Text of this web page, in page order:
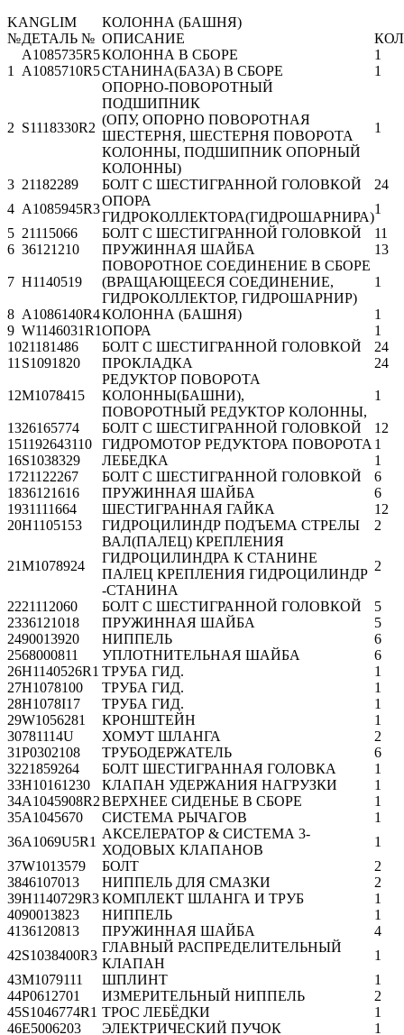
KANGLIM
КОЛОННА (БАШНЯ)
№ДЕТАЛЬ № ОПИСАНИЕ
КОЛ
A1085735R5КОЛОННА В СБОРЕ
1
1
A1085710R5СТАНИНА(БАЗА) В СБОРЕ 1
2 S1118330R2
ОПОРНО-ПОВОРОТНЫЙ
ПОДШИПНИК
(ОПУ, ОПОРНО ПОВОРОТНАЯ
ШЕСТЕРНЯ, ШЕСТЕРНЯ ПОВОРОТА
КОЛОННЫ, ПОДШИПНИК ОПОРНЫЙ
КОЛОННЫ)
1
3 21182289 БОЛТ С ШЕСТИГРАННОЙ ГОЛОВКОЙ
24
4 A1085945R3
ОПОРА
ГИДРОКОЛЛЕКТОРА(ГИДРОШАРНИРА)
1
5 21115066 БОЛТ С ШЕСТИГРАННОЙ ГОЛОВКОЙ
11
6 36121210 ПРУЖИННАЯ ШАЙБА 13
7 H1140519
ПОВОРОТНОЕ СОЕДИНЕНИЕ В СБОРЕ
(ВРАЩАЮЩЕЕСЯ СОЕДИНЕНИЕ,
ГИДРОКОЛЛЕКТОР, ГИДРОШАРНИР)
1
8 A1086140R4КОЛОННА (БАШНЯ)
1
9 W1146031R1ОПОРА
1
1021181486 БОЛТ С ШЕСТИГРАННОЙ ГОЛОВКОЙ
24
11 S1091820 ПРОКЛАДКА 24
12M1078415
РЕДУКТОР ПОВОРОТА
КОЛОННЫ(БАШНИ),
ПОВОРОТНЫЙ РЕДУКТОР КОЛОННЫ,
1
1326165774 БОЛТ С ШЕСТИГРАННОЙ ГОЛОВКОЙ
12
151192643110 ГИДРОМОТОР РЕДУКТОРА ПОВОРОТА 1
16S1038329 ЛЕБЕДКА
1
1721122267 БОЛТ С ШЕСТИГРАННОЙ ГОЛОВКОЙ
6
1836121616 ПРУЖИННАЯ ШАЙБА
6
1931111664 ШЕСТИГРАННАЯ ГАЙКА
12
20H1105153 ГИДРОЦИЛИНДР ПОДЪЕМА СТРЕЛЫ 2
21M1078924
ВАЛ(ПАЛЕЦ) КРЕПЛЕНИЯ
ГИДРОЦИЛИНДРА К СТАНИНЕ
ПАЛЕЦ КРЕПЛЕНИЯ ГИДРОЦИЛИНДР
-СТАНИНА
2
2221112060 БОЛТ С ШЕСТИГРАННОЙ ГОЛОВКОЙ
5
2336121018 ПРУЖИННАЯ ШАЙБА
5
2490013920 НИППЕЛЬ
6
2568000811 УПЛОТНИТЕЛЬНАЯ ШАЙБА
6
26H1140526R1 ТРУБА ГИД.
1
27H1078100 ТРУБА ГИД.
1
28H1078I17 ТРУБА ГИД.
1
29W1056281 КРОНШТЕЙН
1
30781114U ХОМУТ ШЛАНГА
2
31P0302108 ТРУБОДЕРЖАТЕЛЬ
6
3221859264 БОЛТ ШЕСТИГРАННАЯ ГОЛОВКА
1
33H10161230 КЛАПАН УДЕРЖАНИЯ НАГРУЗКИ
1
34A1045908R2ВЕРХНЕЕ СИДЕНЬЕ В СБОРЕ
1
35A1045670 СИСТЕМА РЫЧАГОВ
1
36A1069U5R1
АКСЕЛЕРАТОР & СИСТЕМА 3-
ХОДОВЫХ КЛАПАНОВ
1
37W1013579 БОЛТ
2
3846107013 НИППЕЛЬ ДЛЯ СМАЗКИ
2
39H1140729R3КОМПЛЕКТ ШЛАНГА И ТРУБ
1
4090013823 НИППЕЛЬ
1
4136120813 ПРУЖИННАЯ ШАЙБА
4
42S1038400R3
ГЛАВНЫЙ РАСПРЕДЕЛИТЕЛЬНЫЙ
КЛАПАН
1
43M1079111 ШПЛИНТ
1
44P0612701 ИЗМЕРИТЕЛЬНЫЙ НИППЕЛЬ
2
45S1046774R1 ТРОС ЛЕБЁДКИ
1
46E5006203 ЭЛЕКТРИЧЕСКИЙ ПУЧОК 1